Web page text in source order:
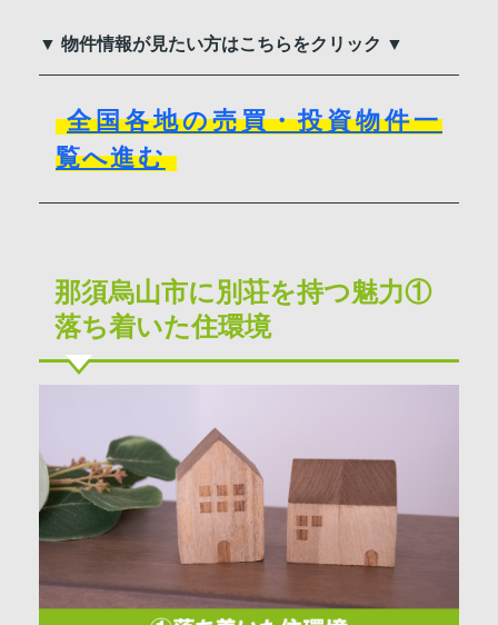
▼ 物件情報が見たい方はこちらをクリック ▼
全国各地の売買・投資物件一
覧へ進む
那須烏山市に別荘を持つ魅力①
落ち着いた住環境